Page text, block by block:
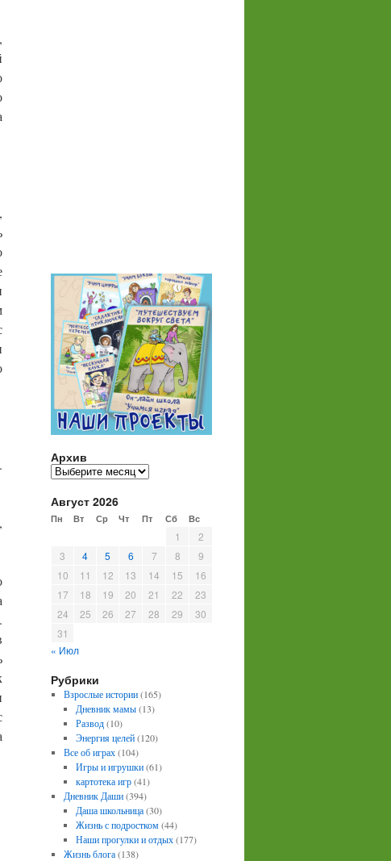
Архив
Архив
Август 2026
Пн Вт Ср Чт Пт Сб Вс
1
2
3
4 5 6 7 8
9
10
11 12 13 14 15
16
17
18 19 20 21 22
23
24
25 26 27 28 29
30
31
« Июл
Рубрики
Взрослые истории(165)
Дневник мамы(13)
Развод(10)
Энергия целей(120)
Все об играх(104)
Игры и игрушки(61)
картотека игр(41)
Дневник Даши(394)
Даша школьница(30)
Жизнь с подростком(44)
Наши прогулки и отдых(177)
Жизнь блога(138)